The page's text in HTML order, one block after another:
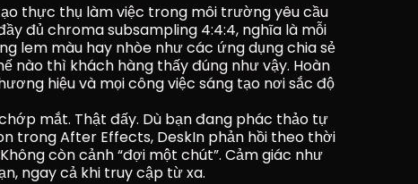
thực thụ làm việc trong môi trường yêu cầu
đủ chroma subsampling 4:4:4, nghĩa là mỗi
lem màu hay nhòe như các ứng dụng chia sẻ
nào thì khách hàng thấy đúng như vậy. Hoàn
hiệu và mọi công việc sáng tạo nơi sắc độ
mắt. Thật đấy. Dù bạn đang phác thảo tự
trong After Effects, DeskIn phản hồi theo thời
còn cảnh “đợi một chút”. Cảm giác như
ngay cả khi truy cập từ xa.